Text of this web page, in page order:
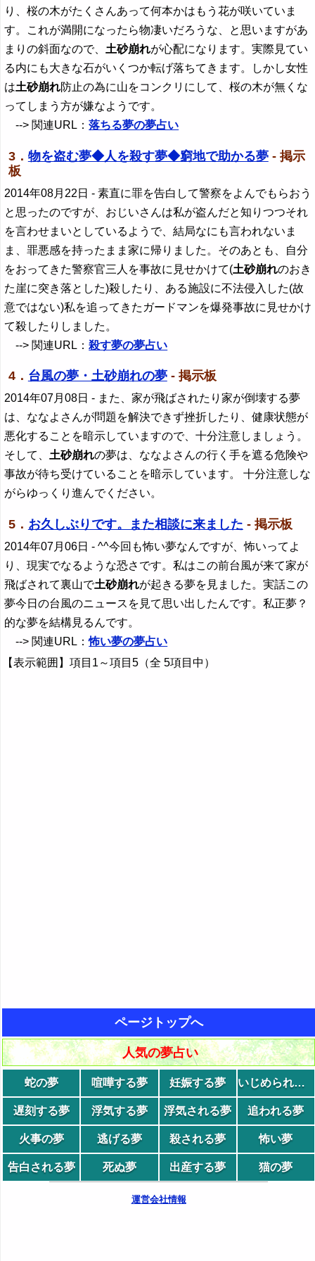
り、桜の木がたくさんあって何本かはもう花が咲いていま
す。これが満開になったら物凄いだろうな、と思いますがあ
まりの斜面なので、 土砂崩れが心配になります。実際見てい
る内にも大きな石がいくつか転げ落ちてきます。しかし女性
は土砂崩れ防止の為に山をコンクリにして、桜の木が無くな
ってしまう方が嫌なようです。
--> 関連URL：落ちる夢の夢占い
3． 物を盗む夢◆人を殺す夢◆窮地で助かる夢- 掲示
板
2014年08月22日 - 素直に罪を告白して警察をよんでもらおう
と思ったのですが、おじいさんは私が盗んだと知りつつそれ
を言わせまいとしているようで、結局なにも言われないま
ま、罪悪感を持ったまま家に帰りました。そのあとも、自分
をおってきた警察官三人を事故に見せかけて(土砂崩れのおき
た崖に突き落とした)殺したり、ある施設に不法侵入した(故
意ではない)私を追ってきたガードマンを爆発事故に見せかけ
て殺したりしました。
--> 関連URL：殺す夢の夢占い
4． 台風の夢・土砂崩れの夢- 掲示板
2014年07月08日 - また、家が飛ばされたり家が倒壊する夢
は、ななよさんが問題を解決できず挫折したり、健康状態が
悪化することを暗示していますので、十分注意しましょう。
そして、 土砂崩れの夢は、ななよさんの行く手を遮る危険や
事故が待ち受けていることを暗示しています。 十分注意しな
がらゆっくり進んでください。
5． お久しぶりです。また相談に来ました - 掲示板
2014年07月06日 - ^^今回も怖い夢なんですが、怖いってよ
り、現実でなるような恐さです。私はこの前台風が来て家が
飛ばされて裏山で土砂崩れが起きる夢を見ました。実話この
夢今日の台風のニュースを見て思い出したんです。私正夢？
的な夢を結構見るんです。
--> 関連URL：怖い夢の夢占い
【表示範囲】項目1～項目5（全 5項目中）
ページトップへ
人気の夢占い
蛇の夢 喧嘩する夢 妊娠する夢 いじめられる夢
遅刻する夢 浮気する夢 浮気される夢 追われる夢
火事の夢 逃げる夢 殺される夢 怖い夢
告白される夢 死ぬ夢 出産する夢 猫の夢
運営会社情報